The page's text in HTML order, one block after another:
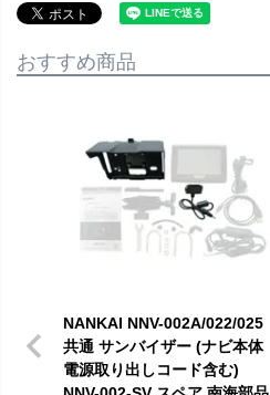
おすすめ商品
NANKAI NNV-002A/022/025
共通 サンバイザー (ナビ本体
電源取り出しコード含む)